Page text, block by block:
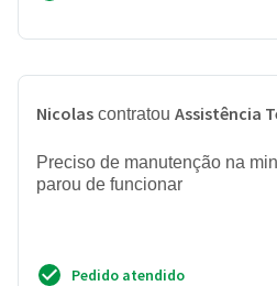
Nicolas contratou Assistência
Preciso de manutenção na
parou de funcionar
Pedido atendido